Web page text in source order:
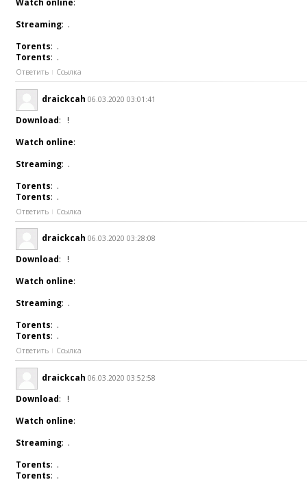
Watch online:
Streaming: .
Torents: .
Torents: .
Ответить Ссылка
draickcah 06.03.2020 03:01:41
Download: !
Watch online:
Streaming: .
Torents: .
Torents: .
Ответить Ссылка
draickcah 06.03.2020 03:28:08
Download: !
Watch online:
Streaming: .
Torents: .
Torents: .
Ответить Ссылка
draickcah 06.03.2020 03:52:58
Download: !
Watch online:
Streaming: .
Torents: .
Torents: .